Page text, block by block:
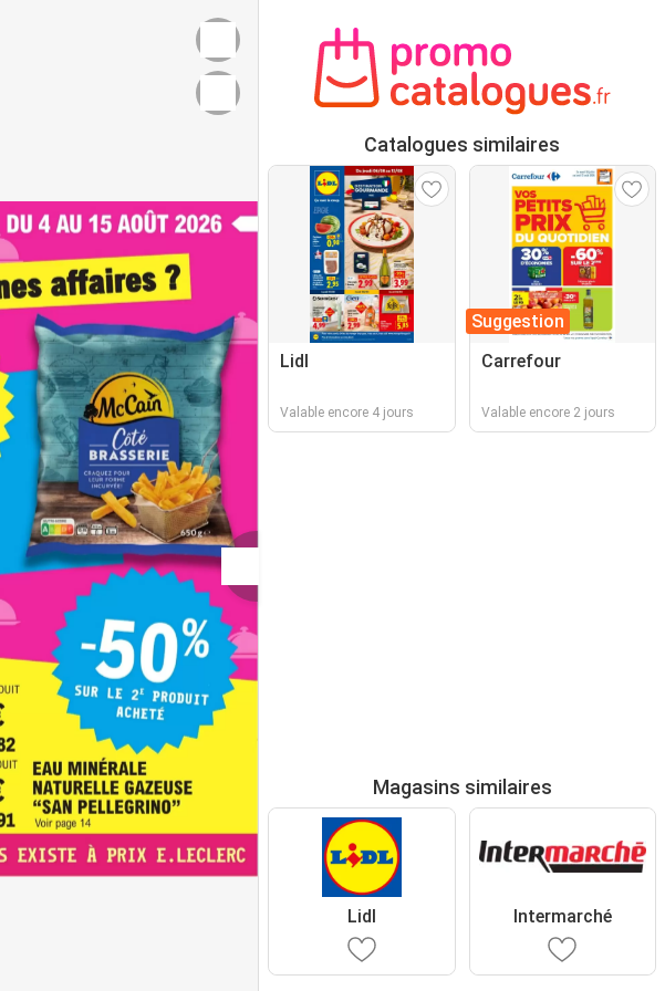
Catalogues similaires
Lidl
Valable encore 4 jours
Suggestion
Carrefour
Valable encore 2 jours
Magasins similaires
Lidl Intermarché